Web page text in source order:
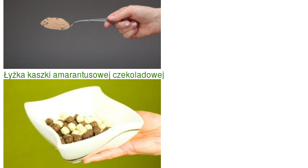
Łyżka kaszki amarantusowej czekoladowej